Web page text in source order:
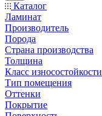
Каталог
Ламинат
Производитель
Порода
Страна производства
Толщина
Класс износостойкости
Тип помещения
Оттенки
Покрытие